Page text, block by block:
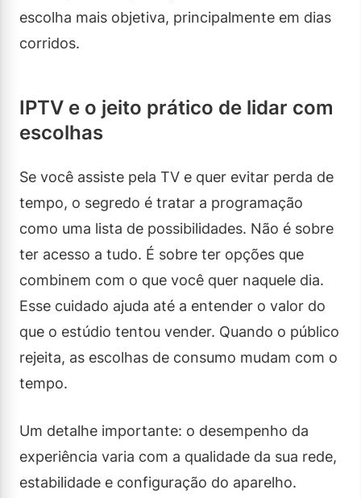
escolha mais objetiva, principalmente em dias
corridos.
IPTV e o jeito prático de lidar com
escolhas
Se você assiste pela TV e quer evitar perda de
tempo, o segredo é tratar a programação
como uma lista de possibilidades. Não é sobre
ter acesso a tudo. É sobre ter opções que
combinem com o que você quer naquele dia.
Esse cuidado ajuda até a entender o valor do
que o estúdio tentou vender. Quando o público
rejeita, as escolhas de consumo mudam com o
tempo.
Um detalhe importante: o desempenho da
experiência varia com a qualidade da sua rede,
estabilidade e configuração do aparelho.